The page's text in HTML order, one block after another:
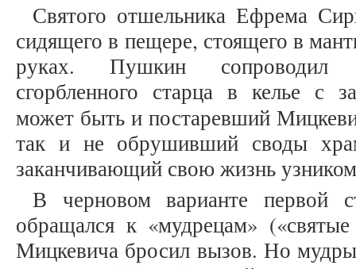
Святого отшельника Ефрема
сидящего в пещере, стоящего в
руках. Пушкин сопроводил
сгорбленного старца в келье с
может быть и постаревший
так и не обрушивший своды
заканчивающий свою жизнь
В черновом варианте первой
обращался к «мудрецам»
Мицкевича бросил вызов. Но